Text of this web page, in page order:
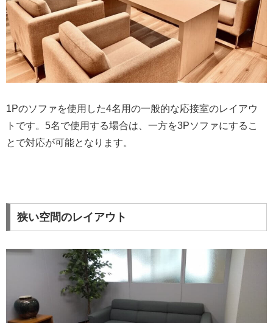
1Pのソファを使用した4名用の一般的な応接室のレイアウ
トです。5名で使用する場合は、一方を3Pソファにするこ
とで対応が可能となります。
狭い空間のレイアウト